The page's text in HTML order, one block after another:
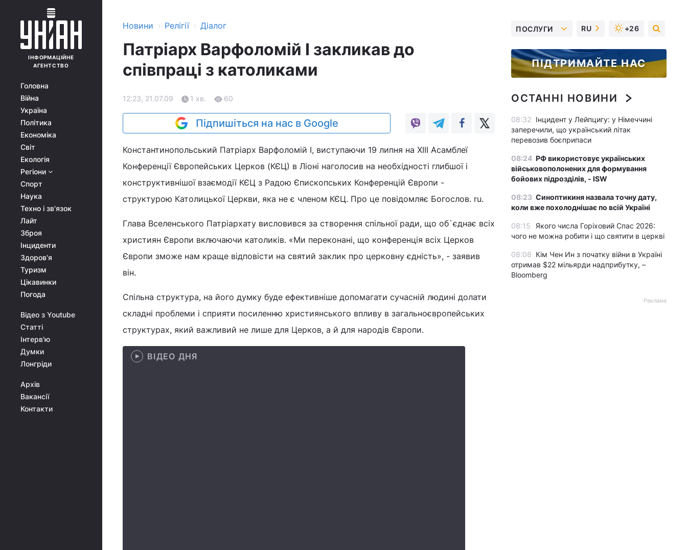
ІНФОРМАЦІЙНЕ
АГЕНТСТВО
Головна
Війна
Україна
Політика
Економіка
Світ
Екологія
Регіони
Спорт
Наука
Техно і зв'язок
Лайт
Зброя
Інциденти
Здоров'я
Туризм
Цікавинки
Погода
Відео з Youtube
Статті
Інтерв'ю
Думки
Лонгріди
Архів
Вакансії
Контакти
Новини › Релігії › Діалог
Патріарх Варфоломій I закликав до
співпраці з католиками
12:23, 21.07.09 1 хв. 60
Підпишіться на нас в Google
Константинопольський Патріарх Варфоломій I, виступаючи 19 липня на XIII Асамблеї
Конференції Європейських Церков (КЄЦ) в Ліоні наголосив на необхідності глибшої і
конструктивнішої взаємодії КЄЦ з Радою Єпископських Конференцій Європи -
структурою Католицької Церкви, яка не є членом КЄЦ. Про це повідомляє Богослов. ru.
Глава Вселенського Патріархату висловився за створення спільної ради, що об`єднає всіх
християн Європи включаючи католиків. «Ми переконані, що конференція всіх Церков
Європи зможе нам краще відповісти на святий заклик про церковну єдність», - заявив
він.
Спільна структура, на його думку буде ефективніше допомагати сучасній людині долати
складні проблеми і сприяти посиленню християнського впливу в загальноєвропейських
структурах, який важливий не лише для Церков, а й для народів Європи.
ВІДЕО ДНЯ
ПОСЛУГИ RU +26
ПІДТРИМАЙТЕ НАС
ОСТАННІ НОВИНИ
08:32
Інцидент у Лейпцигу: у Німеччині
заперечили, що український літак
перевозив боєприпаси
08:24 РФ використовує українських
військовополонених для формування
бойових підрозділів, - ISW
08:23 Синоптикиня назвала точну дату,
коли вже похолоднішає по всій Україні
08:15
Якого числа Горіховий Спас 2026:
чого не можна робити і що святити в церкві
08:08 Кім Чен Ин з початку війни в Україні
отримав $22 мільярди надприбутку, –
Bloomberg
Реклама